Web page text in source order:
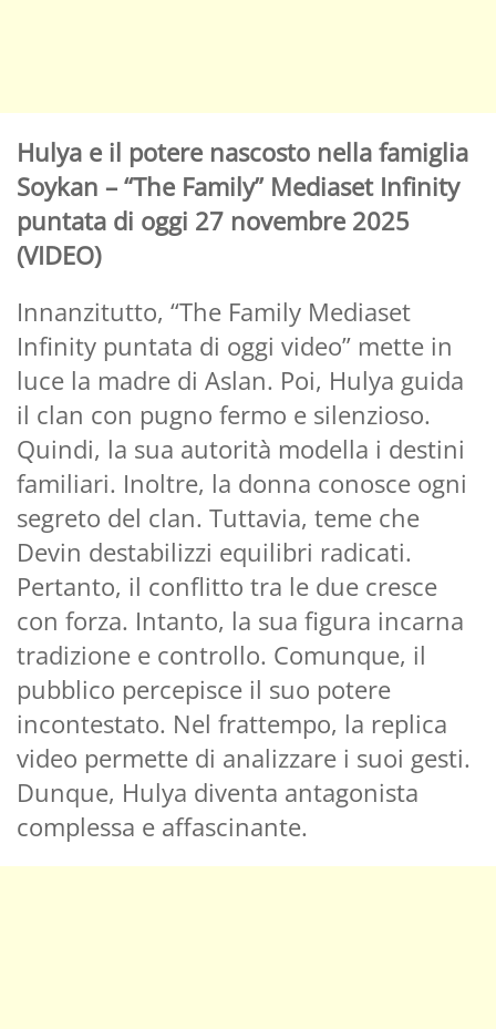
Hulya e il potere nascosto nella famiglia
Soykan – “The Family” Mediaset Infinity
puntata di oggi 27 novembre 2025
(VIDEO)
Innanzitutto, “The Family Mediaset
Infinity puntata di oggi video” mette in
luce la madre di Aslan. Poi, Hulya guida
il clan con pugno fermo e silenzioso.
Quindi, la sua autorità modella i destini
familiari. Inoltre, la donna conosce ogni
segreto del clan. Tuttavia, teme che
Devin destabilizzi equilibri radicati.
Pertanto, il conflitto tra le due cresce
con forza. Intanto, la sua figura incarna
tradizione e controllo. Comunque, il
pubblico percepisce il suo potere
incontestato. Nel frattempo, la replica
video permette di analizzare i suoi gesti.
Dunque, Hulya diventa antagonista
complessa e affascinante.